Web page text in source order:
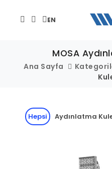
EN
ÜRÜNLER
TEKNİK/DESTEK
MOSA
Ana Sayfa
Hepsi Aydınlatma